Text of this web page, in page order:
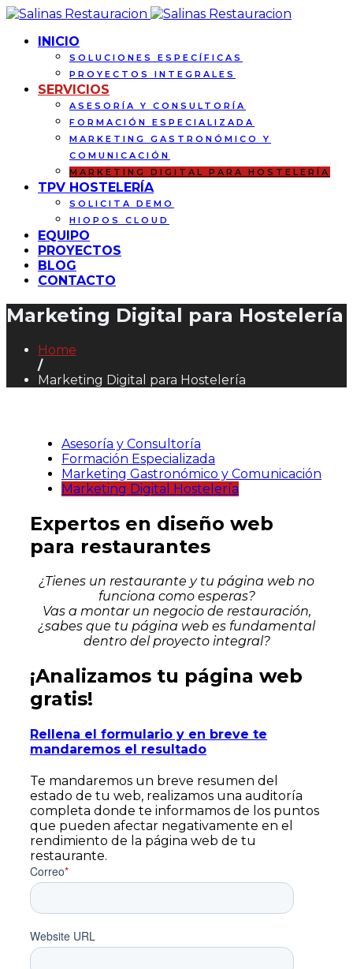
INICIO
SOLUCIONES ESPECÍFICAS
PROYECTOS INTEGRALES
SERVICIOS
ASESORÍA Y CONSULTORÍA
FORMACIÓN ESPECIALIZADA
MARKETING GASTRONÓMICO Y
COMUNICACIÓN
MARKETING DIGITAL PARA HOSTELERÍA
TPV HOSTELERÍA
SOLICITA DEMO
HIOPOS CLOUD
EQUIPO
PROYECTOS
BLOG
CONTACTO
Marketing Digital para Hostelería
Home
/
Marketing Digital para Hostelería
Asesoría y Consultoría
Formación Especializada
Marketing Gastronómico y Comunicación
Marketing Digital Hostelería
Expertos en diseño web
para restaurantes
¿Tienes un restaurante y tu página web no
funciona como esperas?
Vas a montar un negocio de restauración,
¿sabes que tu página web es fundamental
dentro del proyecto integral?
¡Analizamos tu página web
gratis!
Rellena el formulario y en breve te
mandaremos el resultado
Te mandaremos un breve resumen del
estado de tu web, realizamos una auditoría
completa donde te informamos de los puntos
que pueden afectar negativamente en el
rendimiento de la página web de tu
restaurante.